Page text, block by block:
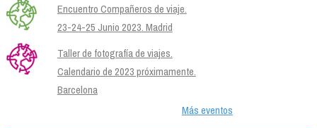
Encuentro Compañeros de viaje.
23-24-25 Junio 2023. Madrid
Taller de fotografía de viajes.
Calendario de 2023 próximamente.
Barcelona
Más eventos